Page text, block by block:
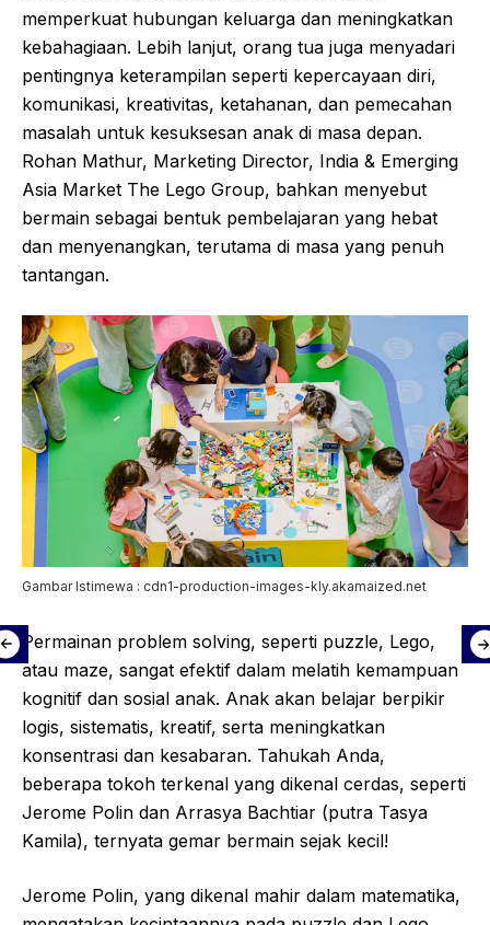
memperkuat hubungan keluarga dan meningkatkan
kebahagiaan. Lebih lanjut, orang tua juga menyadari
pentingnya keterampilan seperti kepercayaan diri,
komunikasi, kreativitas, ketahanan, dan pemecahan
masalah untuk kesuksesan anak di masa depan.
Rohan Mathur, Marketing Director, India & Emerging
Asia Market The Lego Group, bahkan menyebut
bermain sebagai bentuk pembelajaran yang hebat
dan menyenangkan, terutama di masa yang penuh
tantangan.
Gambar Istimewa : cdn1-production-images-kly.akamaized.net
Permainan problem solving, seperti puzzle, Lego,
atau maze, sangat efektif dalam melatih kemampuan
kognitif dan sosial anak. Anak akan belajar berpikir
logis, sistematis, kreatif, serta meningkatkan
konsentrasi dan kesabaran. Tahukah Anda,
beberapa tokoh terkenal yang dikenal cerdas, seperti
Jerome Polin dan Arrasya Bachtiar (putra Tasya
Kamila), ternyata gemar bermain sejak kecil!
Jerome Polin, yang dikenal mahir dalam matematika,